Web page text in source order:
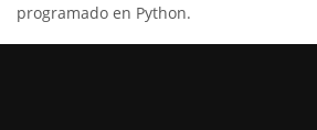
programado en Python.